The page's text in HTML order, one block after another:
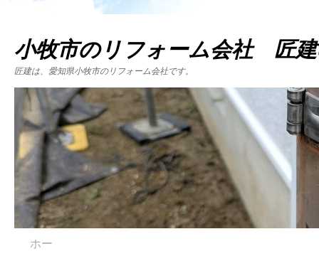
小牧市のリフォーム会社 匠
匠建は、愛知県小牧市のリフォーム会社です。
ホー